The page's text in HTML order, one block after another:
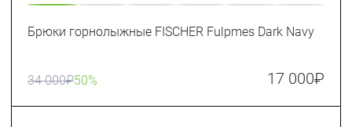
Брюки горнолыжные FISCHER Fulpmes Dark Navy
34 000₽50% 17 000₽